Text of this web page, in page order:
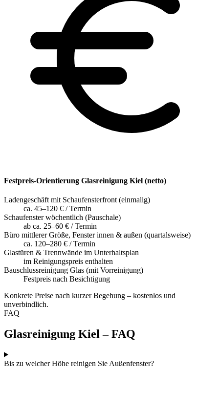
Festpreis-Orientierung Glasreinigung Kiel (netto)
Ladengeschäft mit Schaufensterfront (einmalig)
ca. 45–120 € / Termin
Schaufenster wöchentlich (Pauschale)
ab ca. 25–60 € / Termin
Büro mittlerer Größe, Fenster innen & außen (quartalsweise)
ca. 120–280 € / Termin
Glastüren & Trennwände im Unterhaltsplan
im Reinigungspreis enthalten
Bauschlussreinigung Glas (mit Vorreinigung)
Festpreis nach Besichtigung
Konkrete Preise nach kurzer Begehung – kostenlos und
unverbindlich.
FAQ
Glasreinigung Kiel – FAQ
Bis zu welcher Höhe reinigen Sie Außenfenster?